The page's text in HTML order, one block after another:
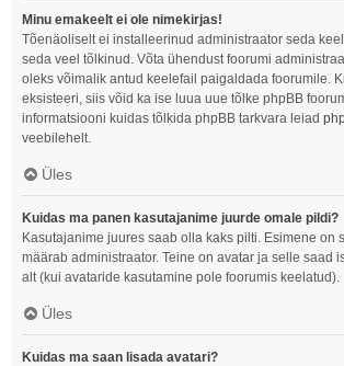
Minu emakeelt ei ole nimekirjas!
Tõenäoliselt ei installeerinud administraator seda
seda veel tõlkinud. Võta ühendust foorumi
oleks võimalik antud keelefail paigaldada foorumile.
eksisteeri, siis võid ka ise luua uue tõlke phpBB
informatsiooni kuidas tõlkida phpBB tarkvara leiad
veebilehelt.
Üles
Kuidas ma panen kasutajanime juurde omale pildi?
Kasutajanime juures saab olla kaks pilti. Esimene on
määrab administraator. Teine on avatar ja selle saad
alt (kui avataride kasutamine pole foorumis keelatud).
Üles
Kuidas ma saan lisada avatari?